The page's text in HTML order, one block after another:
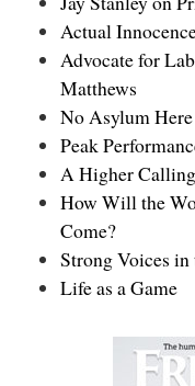
Actual
Advocate for
Matthews
No Asylum Here
Peak
A Higher Calling
How Will the
Come?
Strong Voices
Life as a Game